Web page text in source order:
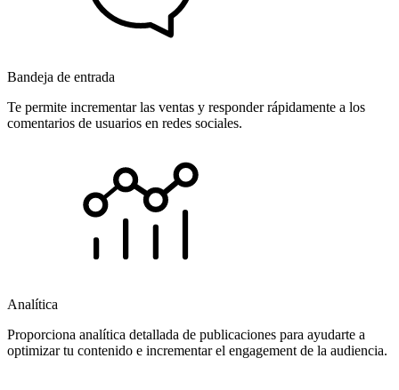
Bandeja de entrada
Te permite incrementar las ventas y responder rápidamente a los
comentarios de usuarios en redes sociales.
Analítica
Proporciona analítica detallada de publicaciones para ayudarte a
optimizar tu contenido e incrementar el engagement de la audiencia.